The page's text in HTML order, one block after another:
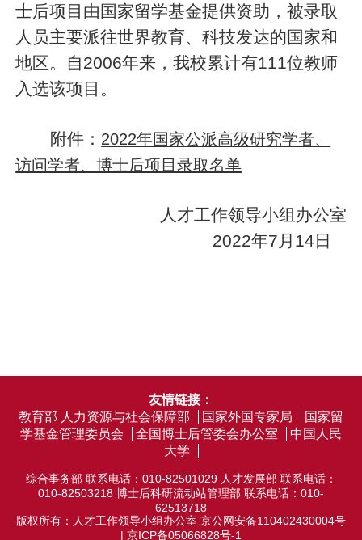
士后项目由国家留学基金提供资助，被录取
人员主要派往世界教育、科技发达的国家和
地区。自2006年来，我校累计有111位教师
入选该项目。
附件： 2022年国家公派高级研究学者、
访问学者、博士后项目录取名单
人才工作领导小组办公室
2022年7月14日
友情链接：
教育部 人力资源与社会保障部 国家外国专家局
国家留
学基金管理委员会
全国博士后管委会办公室
中国人民
大学
综合事务部 联系电话：010-82501029 人才发展部 联系电话：
010-82503218 博士后科研流动站管理部 联系电话：010-
62513718
版权所有：人才工作领导小组办公室 京公网安备110402430004号
| 京ICP备05066828号-1